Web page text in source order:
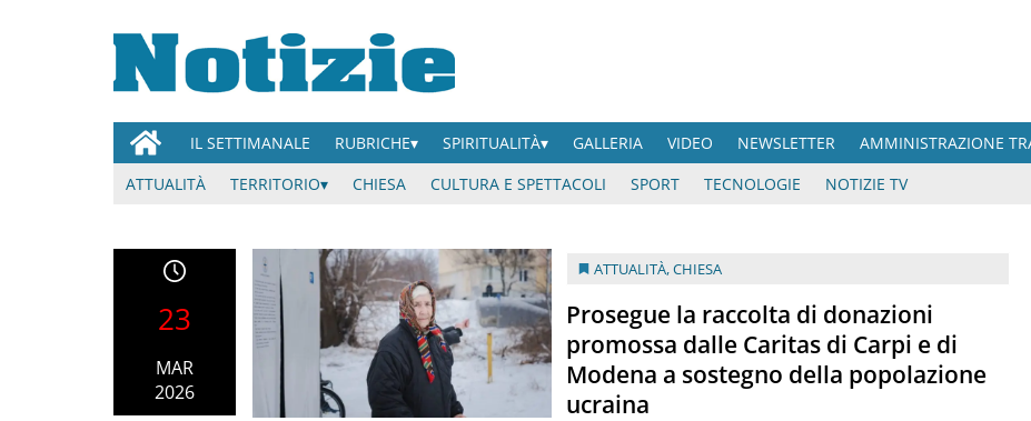
IL SETTIMANALE RUBRICHE SPIRITUALITÀ GALLERIA VIDEO NEWSLETTER AMMINISTRAZIONE
ATTUALITÀ
TERRITORIO CHIESA CULTURA E SPETTACOLI SPORT TECNOLOGIE NOTIZIE TV
23
MAR
2026
ATTUALITÀ,CHIESA
Prosegue la raccolta di donazioni
promossa dalle Caritas di Carpi e di
Modena a sostegno della popolazione
ucraina